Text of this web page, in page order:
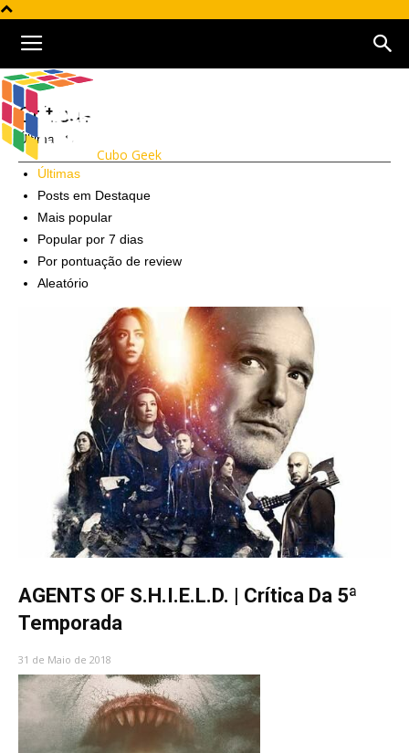
Cubo Geek
Críticas
Últimas
Últimas
Posts em Destaque
Mais popular
Popular por 7 dias
Por pontuação de review
Aleatório
AGENTS OF S.H.I.E.L.D. | Crítica Da 5ª
Temporada
31 de Maio de 2018